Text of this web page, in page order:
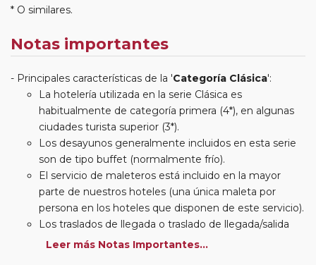
* O similares.
Notas importantes
Principales características de la 'Categoría Clásica':
La hotelería utilizada en la serie Clásica es
habitualmente de categoría primera (4*), en algunas
ciudades turista superior (3*).
Los desayunos generalmente incluidos en esta serie
son de tipo buffet (normalmente frío).
El servicio de maleteros está incluido en la mayor
parte de nuestros hoteles (una única maleta por
persona en los hoteles que disponen de este servicio).
Los traslados de llegada o traslado de llegada/salida
estarán incluidos según itinerario.
Leer más Notas Importantes...